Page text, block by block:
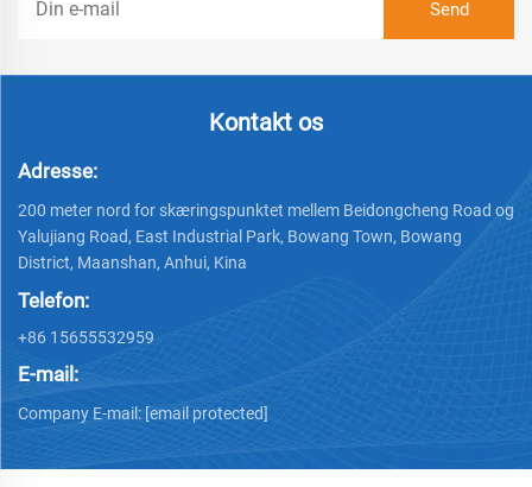
Kontakt os
Adresse:
200 meter nord for skæringspunktet mellem Beidongcheng Road og
Yalujiang Road, East Industrial Park, Bowang Town, Bowang
District, Maanshan, Anhui, Kina
Telefon:
+86 15655532959
E-mail:
Company E-mail: [email protected]